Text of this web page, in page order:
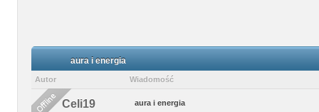
aura i energia
Autor Wiadomość
Celi19 aura i energia